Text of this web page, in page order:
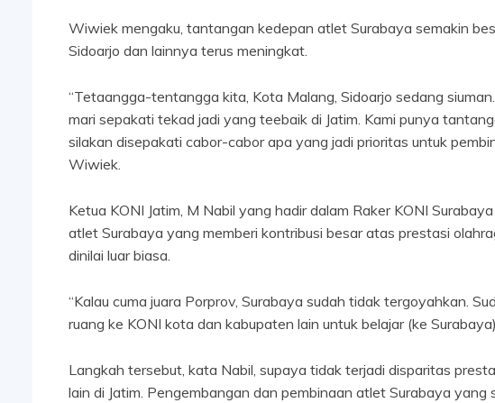
Wiwiek mengaku, tantangan kedepan atlet Surabaya semakin
Sidoarjo dan lainnya terus meningkat.
“Tetaangga-tentangga kita, Kota Malang, Sidoarjo sedang
mari sepakati tekad jadi yang teebaik di Jatim. Kami punya
silakan disepakati cabor-cabor apa yang jadi prioritas untuk
Wiwiek.
Ketua KONI Jatim, M Nabil yang hadir dalam Raker KONI
atlet Surabaya yang memberi kontribusi besar atas prestasi
dinilai luar biasa.
“Kalau cuma juara Porprov, Surabaya sudah tidak tergoyahkan.
ruang ke KONI kota dan kabupaten lain untuk belajar (ke
Langkah tersebut, kata Nabil, supaya tidak terjadi disparitas
lain di Jatim. Pengembangan dan pembinaan atlet Surabaya yang